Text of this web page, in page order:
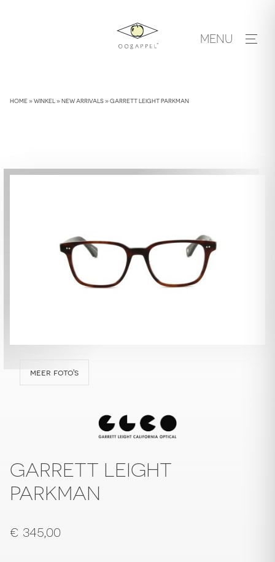
MENU
HOME»WINKEL »NEW ARRIVALS»GARRETT LEIGHT PARKMAN
meer foto's
GARRETT LEIGHT
PARKMAN
€ 345,00